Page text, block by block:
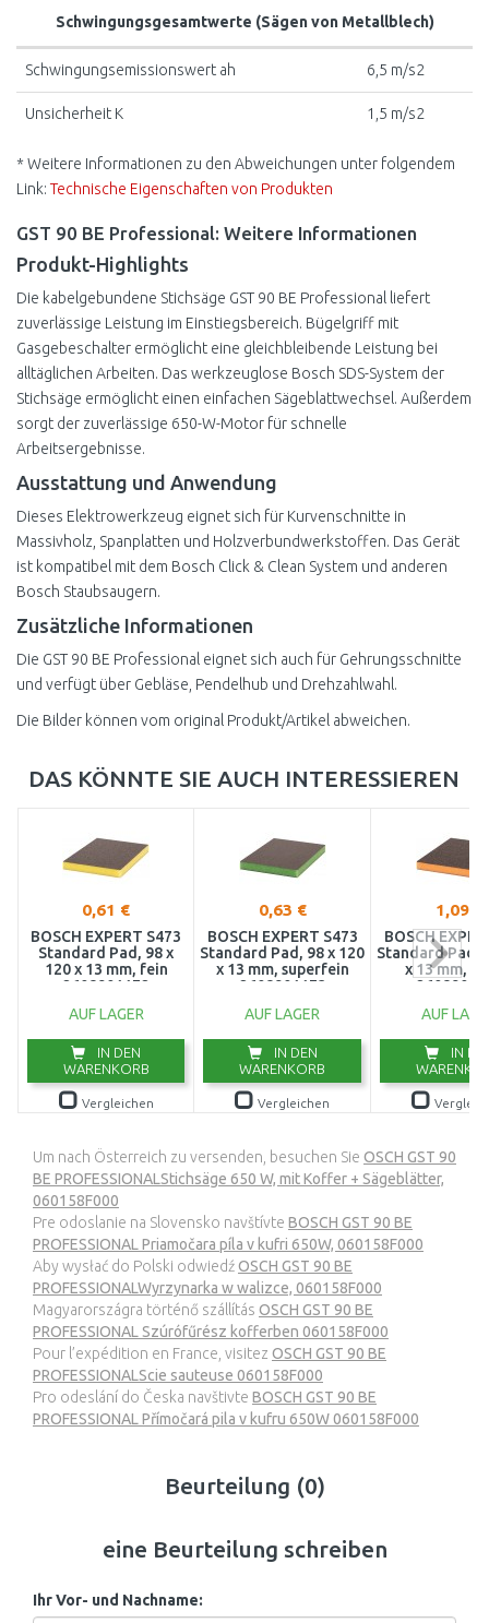
Schwingungsgesamtwerte (Sägen von Metallblech)
Schwingungsemissionswert ah 6,5 m/s2
Unsicherheit K 1,5 m/s2
* Weitere Informationen zu den Abweichungen unter folgendem
Link: Technische Eigenschaften von Produkten
GST 90 BE Professional: Weitere Informationen
Produkt-Highlights
Die kabelgebundene Stichsäge GST 90 BE Professional liefert
zuverlässige Leistung im Einstiegsbereich. Bügelgriff mit
Gasgebeschalter ermöglicht eine gleichbleibende Leistung bei
alltäglichen Arbeiten. Das werkzeuglose Bosch SDS-System der
Stichsäge ermöglicht einen einfachen Sägeblattwechsel. Außerdem
sorgt der zuverlässige 650-W-Motor für schnelle
Arbeitsergebnisse.
Ausstattung und Anwendung
Dieses Elektrowerkzeug eignet sich für Kurvenschnitte in
Massivholz, Spanplatten und Holzverbundwerkstoffen. Das Gerät
ist kompatibel mit dem Bosch Click & Clean System und anderen
Bosch Staubsaugern.
Zusätzliche Informationen
Die GST 90 BE Professional eignet sich auch für Gehrungsschnitte
und verfügt über Gebläse, Pendelhub und Drehzahlwahl.
Die Bilder können vom original Produkt/Artikel abweichen.
DAS KÖNNTE SIE AUCH INTERESSIEREN
0,61 €
BOSCH EXPERT S473
Standard Pad, 98 x
120 x 13 mm, fein
2608901172
AUF LAGER
IN DEN
WARENKORB
Vergleichen
0,63 €
BOSCH EXPERT S473
Standard Pad, 98 x 120
x 13 mm, superfein
2608901173
AUF LAGER
IN DEN
WARENKORB
Vergleichen
1,09 €
BOSCH
Standard Pad,
x 13 mm,
AUF
IN
Um nach Österreich zu versenden, besuchen Sie OSCH GST 90
BE PROFESSIONALStichsäge 650 W, mit Koffer + Sägeblätter,
060158F000
Pre odoslanie na Slovensko navštívte BOSCH GST 90 BE
PROFESSIONAL Priamočara píla v kufri 650W, 060158F000
Aby wysłać do Polski odwiedźOSCH GST 90 BE
PROFESSIONALWyrzynarka w walizce, 060158F000
Magyarországra történő szállítás OSCH GST 90 BE
PROFESSIONAL Szúrófűrész kofferben 060158F000
Pour l’expédition en France, visitez OSCH GST 90 BE
PROFESSIONALScie sauteuse 060158F000
Pro odeslání do Česka navštivte BOSCH GST 90 BE
PROFESSIONAL Přímočará pila v kufru 650W 060158F000
Beurteilung (0)
eine Beurteilung schreiben
Ihr Vor- und Nachname: